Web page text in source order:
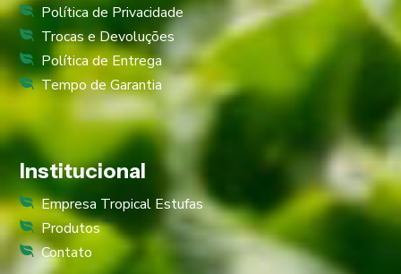
Política de Privacidade
Trocas e Devoluções
Política de Entrega
Tempo de Garantia
Institucional
Empresa Tropical Estufas
Produtos
Contato